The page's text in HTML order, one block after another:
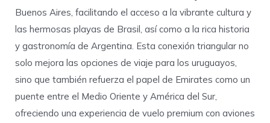
Buenos Aires, facilitando el acceso a la vibrante cultura y
las hermosas playas de Brasil, así como a la rica historia
y gastronomía de Argentina. Esta conexión triangular no
solo mejora las opciones de viaje para los uruguayos,
sino que también refuerza el papel de Emirates como un
puente entre el Medio Oriente y América del Sur,
ofreciendo una experiencia de vuelo premium con aviones